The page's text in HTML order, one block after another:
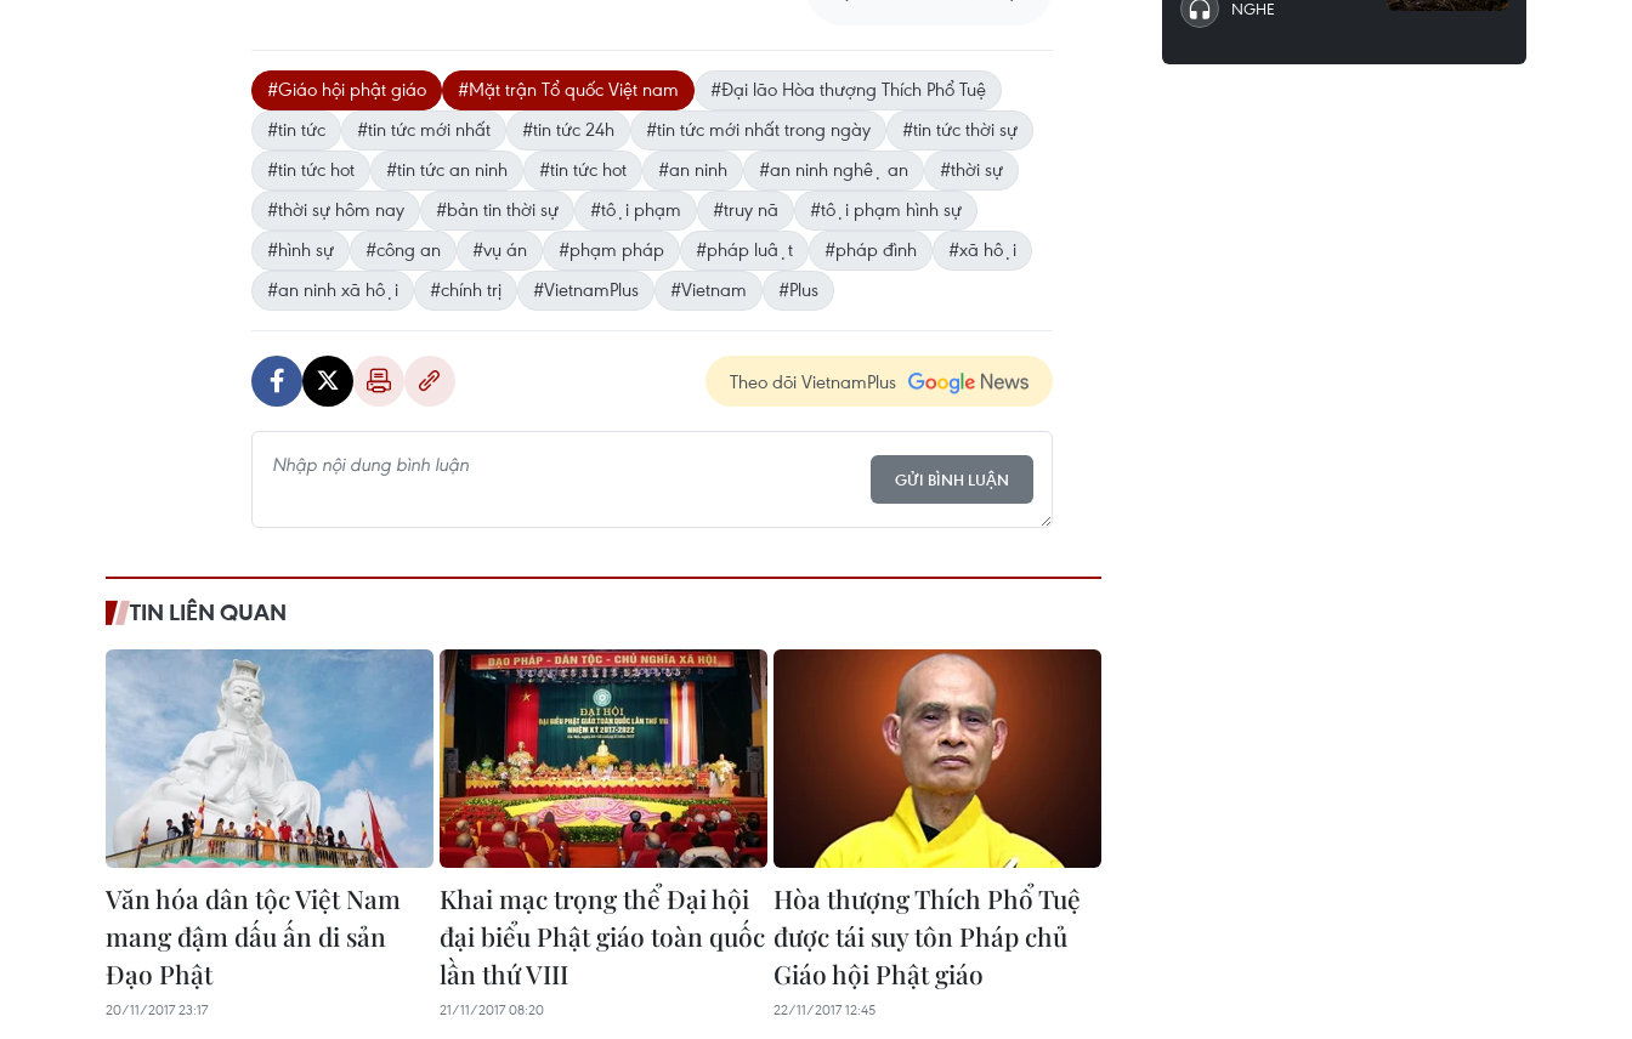
#Giáo hội phật giáo #Mặt trận Tổ quốc Việt nam
#Đại lão Hòa thượng Thích Phổ Tuệ
#tin tức
#tin tức mới nhất #tin tức 24h #tin tức mới nhất trong ngày
#tin tức thời sự
#tin tức hot
#tin tức an ninh #tin tức hot #an ninh #an ninh nghệ an
#thời sự
#thời sự hôm nay
#bản tin thời sự #tội phạm #truy nã
#tội phạm hình sự
#hình sự
#công an #vụ án #phạm pháp #pháp luật #pháp đình
#xã hội
#an ninh xã hội
#chính trị #VietnamPlus #Vietnam #Plus
Theo dõi VietnamPlus
GỬI BÌNH LUẬN
TIN LIÊN QUAN
Văn hóa dân tộc Việt Nam
mang đậm dấu ấn di sản
Đạo Phật
20/11/2017 23:17
Khai mạc trọng thể Đại hội
đại biểu Phật giáo toàn quốc
lần thứ VIII
21/11/2017 08:20
Hòa thượng Thích Phổ Tuệ
được tái suy tôn Pháp chủ
Giáo hội Phật giáo
22/11/2017 12:45
NGHE